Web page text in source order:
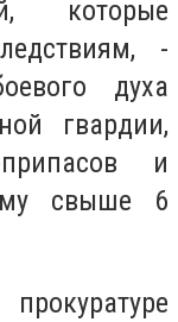
которые
-
духа
гвардии,
и
свыше 6